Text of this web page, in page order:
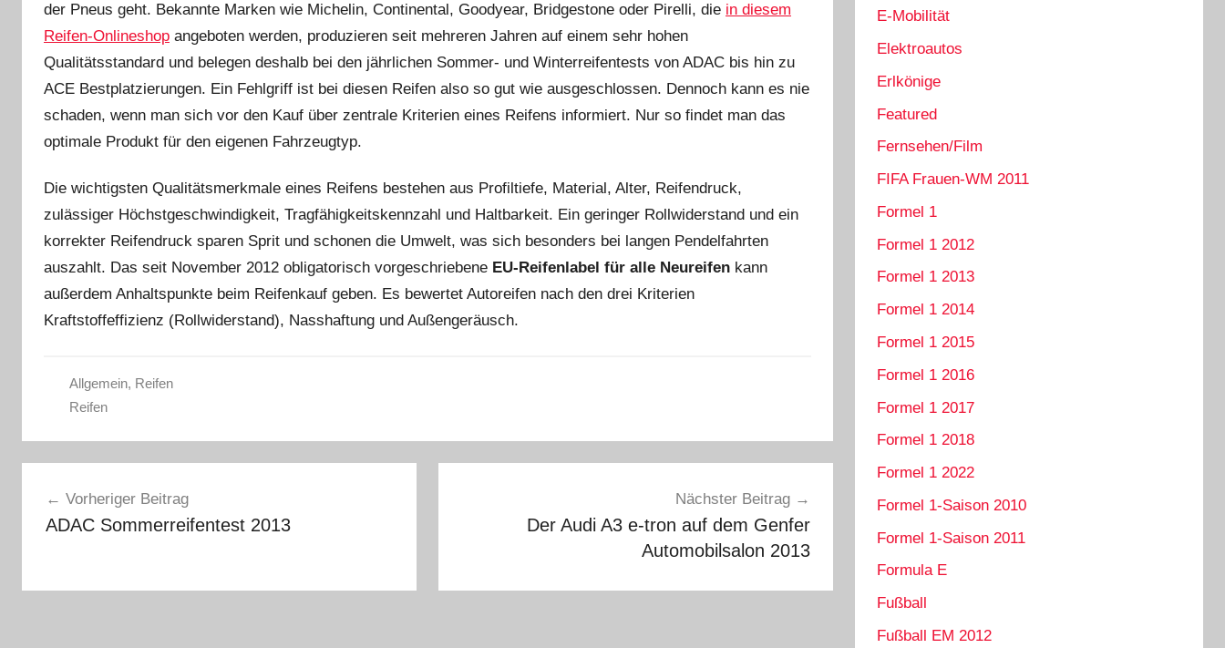
der Pneus geht. Bekannte Marken wie Michelin, Continental, Goodyear, Bridgestone oder Pirelli, die in diesem
Reifen-Onlineshop angeboten werden, produzieren seit mehreren Jahren auf einem sehr hohen
Qualitätsstandard und belegen deshalb bei den jährlichen Sommer- und Winterreifentests von ADAC bis hin zu
ACE Bestplatzierungen. Ein Fehlgriff ist bei diesen Reifen also so gut wie ausgeschlossen. Dennoch kann es nie
schaden, wenn man sich vor den Kauf über zentrale Kriterien eines Reifens informiert. Nur so findet man das
optimale Produkt für den eigenen Fahrzeugtyp.
Die wichtigsten Qualitätsmerkmale eines Reifens bestehen aus Profiltiefe, Material, Alter, Reifendruck,
zulässiger Höchstgeschwindigkeit, Tragfähigkeitskennzahl und Haltbarkeit. Ein geringer Rollwiderstand und ein
korrekter Reifendruck sparen Sprit und schonen die Umwelt, was sich besonders bei langen Pendelfahrten
auszahlt. Das seit November 2012 obligatorisch vorgeschriebene EU-Reifenlabel für alle Neureifen kann
außerdem Anhaltspunkte beim Reifenkauf geben. Es bewertet Autoreifen nach den drei Kriterien
Kraftstoffeffizienz (Rollwiderstand), Nasshaftung und Außengeräusch.
Allgemein, Reifen
Reifen
Vorheriger Beitrag
ADAC Sommerreifentest 2013
Nächster Beitrag
Der Audi A3 e-tron auf dem Genfer
Automobilsalon 2013
E-Mobilität
Elektroautos
Erlkönige
Featured
Fernsehen/Film
FIFA Frauen-WM 2011
Formel 1
Formel 1 2012
Formel 1 2013
Formel 1 2014
Formel 1 2015
Formel 1 2016
Formel 1 2017
Formel 1 2018
Formel 1 2022
Formel 1-Saison 2010
Formel 1-Saison 2011
Formula E
Fußball
Fußball EM 2012